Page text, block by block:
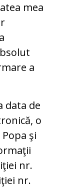
mea
a
data de
o
şi
nr.
nr.